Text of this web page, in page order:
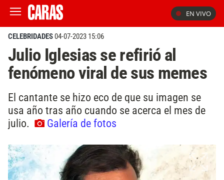
EN VIVO
CELEBRIDADES04-07-2023 15:06
Julio Iglesias se refirió al
fenómeno viral de sus memes
El cantante se hizo eco de que su imagen se
usa año tras año cuando se acerca el mes de
julio.
Galería de fotos